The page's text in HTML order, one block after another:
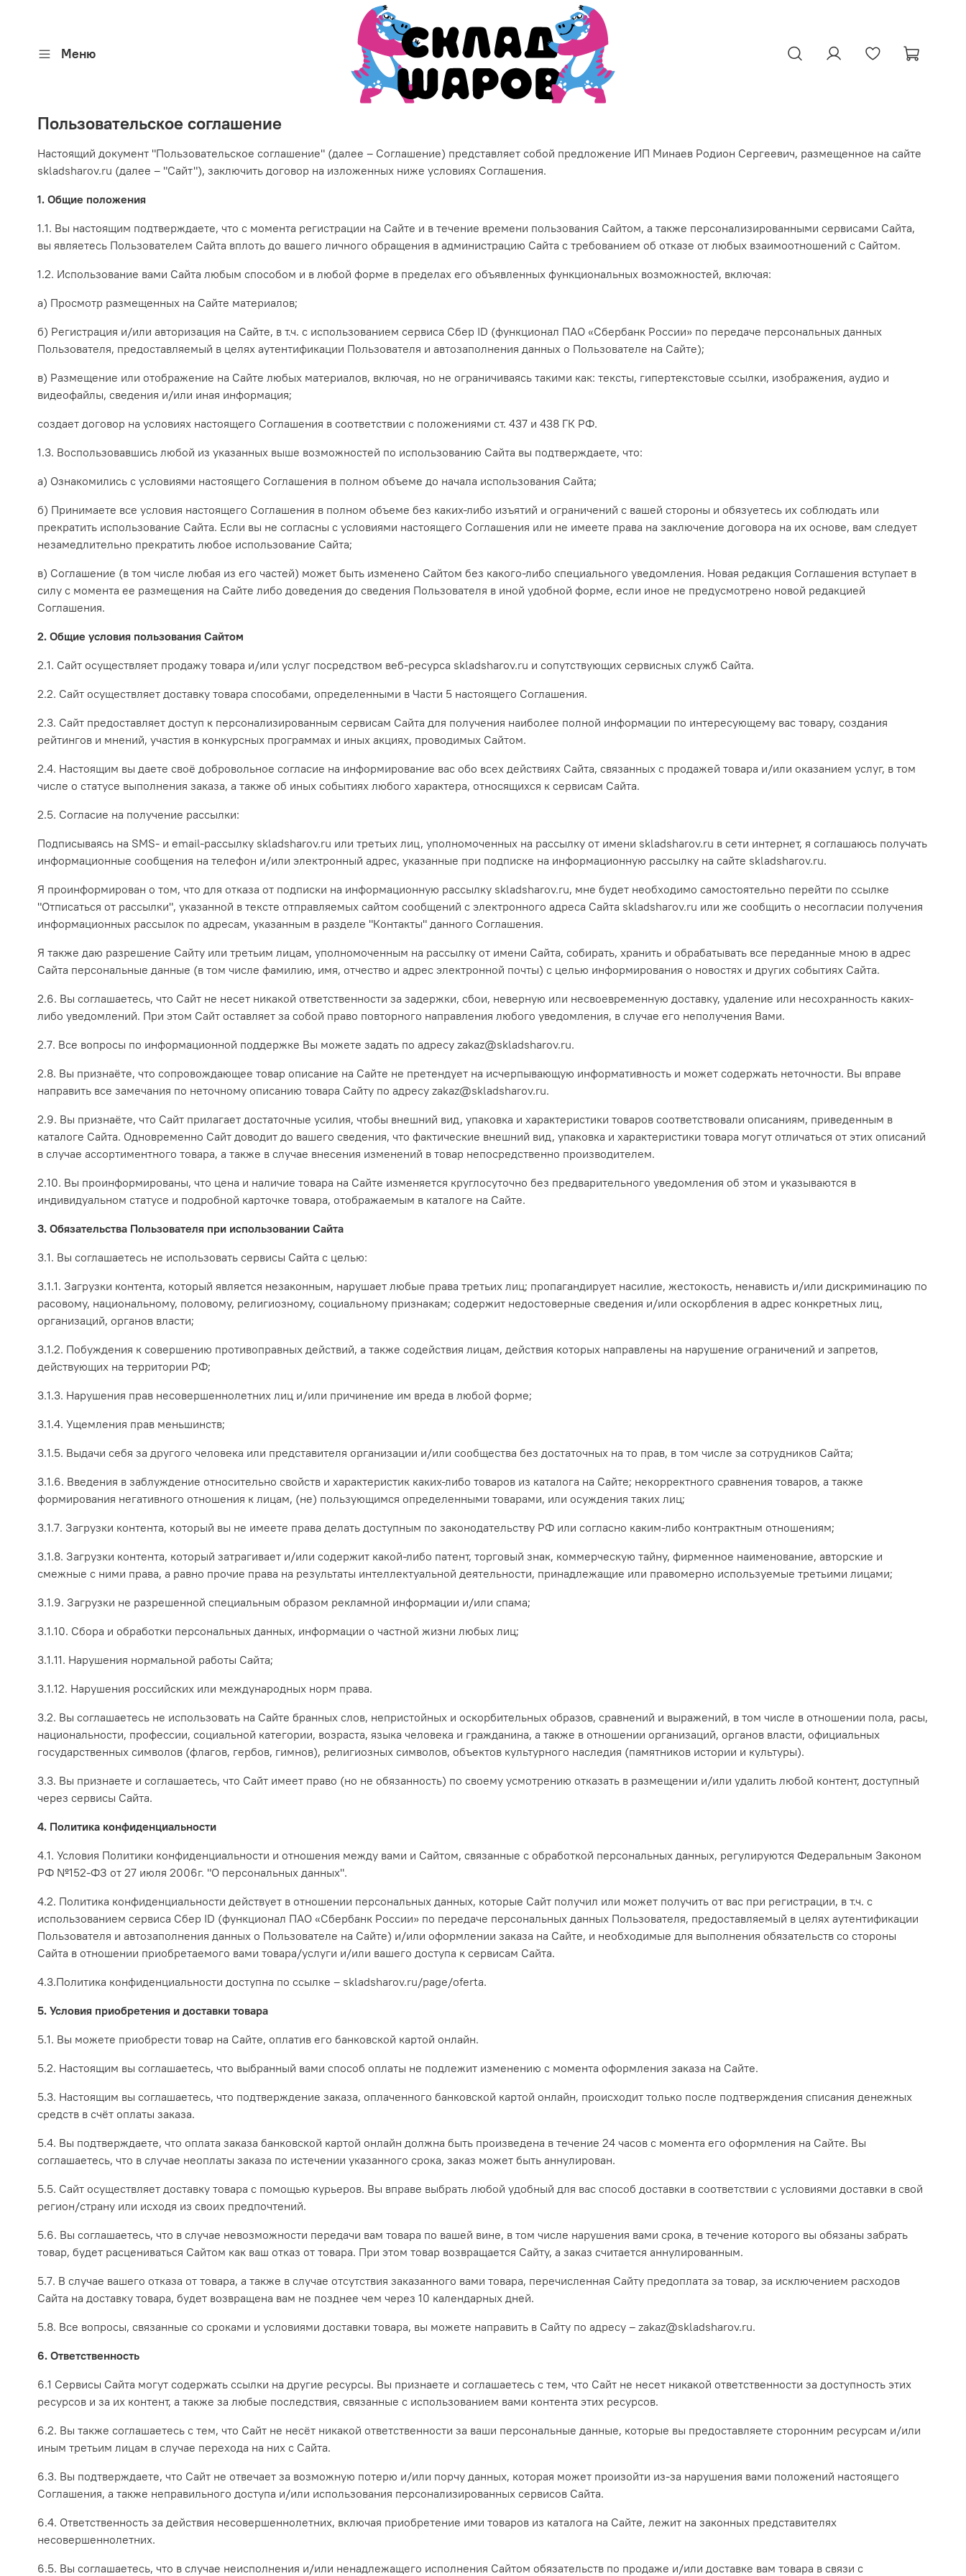
Меню ПоискЛичныйИзбранноеКорзина
Пользовательское соглашение
Настоящий документ "Пользовательское соглашение" (далее – Соглашение) представляет собой предложение ИП Минаев Родион Сергеевич, размещенное на сайте
skladsharov.ru (далее – "Сайт"), заключить договор на изложенных ниже условиях Соглашения.
1. Общие положения
1.1. Вы настоящим подтверждаете, что с момента регистрации на Сайте и в течение времени пользования Сайтом, а также персонализированными сервисами Сайта,
вы являетесь Пользователем Сайта вплоть до вашего личного обращения в администрацию Сайта с требованием об отказе от любых взаимоотношений с Сайтом.
1.2. Использование вами Сайта любым способом и в любой форме в пределах его объявленных функциональных возможностей, включая:
а) Просмотр размещенных на Сайте материалов;
б) Регистрация и/или авторизация на Сайте, в т.ч. с использованием сервиса Сбер ID (функционал ПАО «Сбербанк России» по передаче персональных данных
Пользователя, предоставляемый в целях аутентификации Пользователя и автозаполнения данных о Пользователе на Сайте);
в) Размещение или отображение на Сайте любых материалов, включая, но не ограничиваясь такими как: тексты, гипертекстовые ссылки, изображения, аудио и
видеофайлы, сведения и/или иная информация;
создает договор на условиях настоящего Соглашения в соответствии с положениями ст. 437 и 438 ГК РФ.
1.3. Воспользовавшись любой из указанных выше возможностей по использованию Сайта вы подтверждаете, что:
а) Ознакомились с условиями настоящего Соглашения в полном объеме до начала использования Сайта;
б) Принимаете все условия настоящего Соглашения в полном объеме без каких-либо изъятий и ограничений с вашей стороны и обязуетесь их соблюдать или
прекратить использование Сайта. Если вы не согласны с условиями настоящего Соглашения или не имеете права на заключение договора на их основе, вам следует
незамедлительно прекратить любое использование Сайта;
в) Соглашение (в том числе любая из его частей) может быть изменено Сайтом без какого-либо специального уведомления. Новая редакция Соглашения вступает в
силу с момента ее размещения на Сайте либо доведения до сведения Пользователя в иной удобной форме, если иное не предусмотрено новой редакцией
Соглашения.
2. Общие условия пользования Сайтом
2.1. Сайт осуществляет продажу товара и/или услуг посредством веб-ресурса skladsharov.ru и сопутствующих сервисных служб Сайта.
2.2. Сайт осуществляет доставку товара способами, определенными в Части 5 настоящего Соглашения.
2.3. Сайт предоставляет доступ к персонализированным сервисам Сайта для получения наиболее полной информации по интересующему вас товару, создания
рейтингов и мнений, участия в конкурсных программах и иных акциях, проводимых Сайтом.
2.4. Настоящим вы даете своё добровольное согласие на информирование вас обо всех действиях Сайта, связанных с продажей товара и/или оказанием услуг, в том
числе о статусе выполнения заказа, а также об иных событиях любого характера, относящихся к сервисам Сайта.
2.5. Согласие на получение рассылки:
Подписываясь на SMS- и email-рассылку skladsharov.ru или третьих лиц, уполномоченных на рассылку от имени skladsharov.ru в сети интернет, я соглашаюсь получать
информационные сообщения на телефон и/или электронный адрес, указанные при подписке на информационную рассылку на сайте skladsharov.ru.
Я проинформирован о том, что для отказа от подписки на информационную рассылку skladsharov.ru, мне будет необходимо самостоятельно перейти по ссылке
"Отписаться от рассылки", указанной в тексте отправляемых сайтом сообщений с электронного адреса Сайта skladsharov.ru или же сообщить о несогласии получения
информационных рассылок по адресам, указанным в разделе "Контакты" данного Соглашения.
Я также даю разрешение Сайту или третьим лицам, уполномоченным на рассылку от имени Сайта, собирать, хранить и обрабатывать все переданные мною в адрес
Сайта персональные данные (в том числе фамилию, имя, отчество и адрес электронной почты) с целью информирования о новостях и других событиях Сайта.
2.6. Вы соглашаетесь, что Сайт не несет никакой ответственности за задержки, сбои, неверную или несвоевременную доставку, удаление или несохранность каких-
либо уведомлений. При этом Сайт оставляет за собой право повторного направления любого уведомления, в случае его неполучения Вами.
2.7. Все вопросы по информационной поддержке Вы можете задать по адресу zakaz@skladsharov.ru.
2.8. Вы признаёте, что сопровождающее товар описание на Сайте не претендует на исчерпывающую информативность и может содержать неточности. Вы вправе
направить все замечания по неточному описанию товара Сайту по адресу zakaz@skladsharov.ru.
2.9. Вы признаёте, что Сайт прилагает достаточные усилия, чтобы внешний вид, упаковка и характеристики товаров соответствовали описаниям, приведенным в
каталоге Сайта. Одновременно Сайт доводит до вашего сведения, что фактические внешний вид, упаковка и характеристики товара могут отличаться от этих описаний
в случае ассортиментного товара, а также в случае внесения изменений в товар непосредственно производителем.
2.10. Вы проинформированы, что цена и наличие товара на Сайте изменяется круглосуточно без предварительного уведомления об этом и указываются в
индивидуальном статусе и подробной карточке товара, отображаемым в каталоге на Сайте.
3. Обязательства Пользователя при использовании Сайта
3.1. Вы соглашаетесь не использовать сервисы Сайта с целью:
3.1.1. Загрузки контента, который является незаконным, нарушает любые права третьих лиц; пропагандирует насилие, жестокость, ненависть и/или дискриминацию по
расовому, национальному, половому, религиозному, социальному признакам; содержит недостоверные сведения и/или оскорбления в адрес конкретных лиц,
организаций, органов власти;
3.1.2. Побуждения к совершению противоправных действий, а также содействия лицам, действия которых направлены на нарушение ограничений и запретов,
действующих на территории РФ;
3.1.3. Нарушения прав несовершеннолетних лиц и/или причинение им вреда в любой форме;
3.1.4. Ущемления прав меньшинств;
3.1.5. Выдачи себя за другого человека или представителя организации и/или сообщества без достаточных на то прав, в том числе за сотрудников Сайта;
3.1.6. Введения в заблуждение относительно свойств и характеристик каких-либо товаров из каталога на Сайте; некорректного сравнения товаров, а также
формирования негативного отношения к лицам, (не) пользующимся определенными товарами, или осуждения таких лиц;
3.1.7. Загрузки контента, который вы не имеете права делать доступным по законодательству РФ или согласно каким-либо контрактным отношениям;
3.1.8. Загрузки контента, который затрагивает и/или содержит какой-либо патент, торговый знак, коммерческую тайну, фирменное наименование, авторские и
смежные с ними права, а равно прочие права на результаты интеллектуальной деятельности, принадлежащие или правомерно используемые третьими лицами;
3.1.9. Загрузки не разрешенной специальным образом рекламной информации и/или спама;
3.1.10. Сбора и обработки персональных данных, информации о частной жизни любых лиц;
3.1.11. Нарушения нормальной работы Сайта;
3.1.12. Нарушения российских или международных норм права.
3.2. Вы соглашаетесь не использовать на Сайте бранных слов, непристойных и оскорбительных образов, сравнений и выражений, в том числе в отношении пола, расы,
национальности, профессии, социальной категории, возраста, языка человека и гражданина, а также в отношении организаций, органов власти, официальных
государственных символов (флагов, гербов, гимнов), религиозных символов, объектов культурного наследия (памятников истории и культуры).
3.3. Вы признаете и соглашаетесь, что Сайт имеет право (но не обязанность) по своему усмотрению отказать в размещении и/или удалить любой контент, доступный
через сервисы Сайта.
4. Политика конфиденциальности
4.1. Условия Политики конфиденциальности и отношения между вами и Сайтом, связанные с обработкой персональных данных, регулируются Федеральным Законом
РФ №152-ФЗ от 27 июля 2006г. "О персональных данных".
4.2. Политика конфиденциальности действует в отношении персональных данных, которые Сайт получил или может получить от вас при регистрации, в т.ч. с
использованием сервиса Сбер ID (функционал ПАО «Сбербанк России» по передаче персональных данных Пользователя, предоставляемый в целях аутентификации
Пользователя и автозаполнения данных о Пользователе на Сайте) и/или оформлении заказа на Сайте, и необходимые для выполнения обязательств со стороны
Сайта в отношении приобретаемого вами товара/услуги и/или вашего доступа к сервисам Сайта.
4.3.Политика конфиденциальности доступна по ссылке – skladsharov.ru/page/oferta.
5. Условия приобретения и доставки товара
5.1. Вы можете приобрести товар на Сайте, оплатив его банковской картой онлайн.
5.2. Настоящим вы соглашаетесь, что выбранный вами способ оплаты не подлежит изменению с момента оформления заказа на Сайте.
5.3. Настоящим вы соглашаетесь, что подтверждение заказа, оплаченного банковской картой онлайн, происходит только после подтверждения списания денежных
средств в счёт оплаты заказа.
5.4. Вы подтверждаете, что оплата заказа банковской картой онлайн должна быть произведена в течение 24 часов с момента его оформления на Сайте. Вы
соглашаетесь, что в случае неоплаты заказа по истечении указанного срока, заказ может быть аннулирован.
5.5. Сайт осуществляет доставку товара с помощью курьеров. Вы вправе выбрать любой удобный для вас способ доставки в соответствии с условиями доставки в свой
регион/страну или исходя из своих предпочтений.
5.6. Вы соглашаетесь, что в случае невозможности передачи вам товара по вашей вине, в том числе нарушения вами срока, в течение которого вы обязаны забрать
товар, будет расцениваться Сайтом как ваш отказ от товара. При этом товар возвращается Сайту, а заказ считается аннулированным.
5.7. В случае вашего отказа от товара, а также в случае отсутствия заказанного вами товара, перечисленная Сайту предоплата за товар, за исключением расходов
Сайта на доставку товара, будет возвращена вам не позднее чем через 10 календарных дней.
5.8. Все вопросы, связанные со сроками и условиями доставки товара, вы можете направить в Сайту по адресу – zakaz@skladsharov.ru.
6. Ответственность
6.1 Сервисы Сайта могут содержать ссылки на другие ресурсы. Вы признаете и соглашаетесь с тем, что Сайт не несет никакой ответственности за доступность этих
ресурсов и за их контент, а также за любые последствия, связанные с использованием вами контента этих ресурсов.
6.2. Вы также соглашаетесь с тем, что Сайт не несёт никакой ответственности за ваши персональные данные, которые вы предоставляете сторонним ресурсам и/или
иным третьим лицам в случае перехода на них с Сайта.
6.3. Вы подтверждаете, что Сайт не отвечает за возможную потерю и/или порчу данных, которая может произойти из-за нарушения вами положений настоящего
Соглашения, а также неправильного доступа и/или использования персонализированных сервисов Сайта.
6.4. Ответственность за действия несовершеннолетних, включая приобретение ими товаров из каталога на Сайте, лежит на законных представителях
несовершеннолетних.
6.5. Вы соглашаетесь, что в случае неисполнения и/или ненадлежащего исполнения Сайтом обязательств по продаже и/или доставке вам товара в связи с